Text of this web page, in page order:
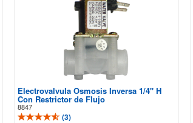
Electrovalvula Osmosis Inversa 1/4" H
Con Restrictor de Flujo
8847
(3)